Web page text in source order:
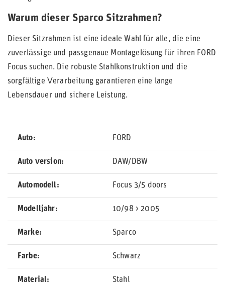
Warum dieser Sparco Sitzrahmen?
Dieser Sitzrahmen ist eine ideale Wahl für alle, die eine
zuverlässige und passgenaue Montagelösung für ihren FORD
Focus suchen. Die robuste Stahlkonstruktion und die
sorgfältige Verarbeitung garantieren eine lange
Lebensdauer und sichere Leistung.
Auto FORD
Auto version DAW/DBW
Automodell Focus 3/5 doors
Modelljahr 10/98 > 2005
Marke Sparco
Farbe Schwarz
Material Stahl